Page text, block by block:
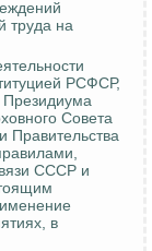
труда на
РСФСР,
Совета
Правительства
СССР и
в